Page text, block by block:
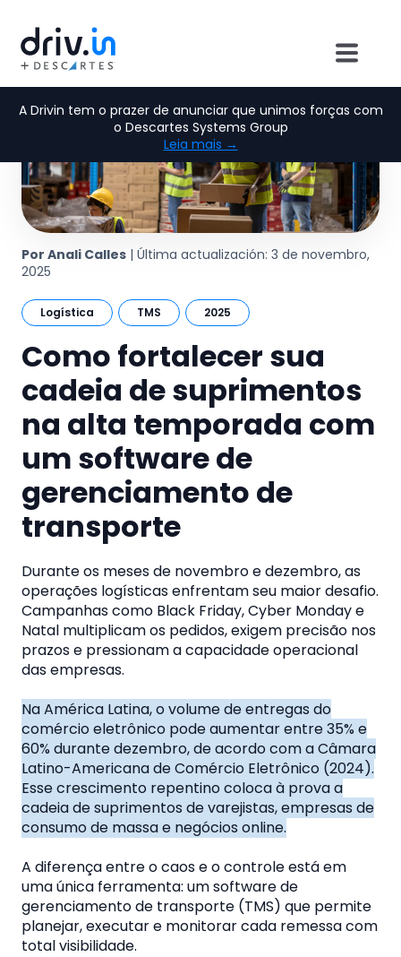
A Drivin tem o prazer de anunciar que unimos forças com
o Descartes Systems Group
Leia mais →
Por Anali Calles | Última actualización: 3 de novembro,
2025
Logística TMS 2025
Como fortalecer sua
cadeia de suprimentos
na alta temporada com
um software de
gerenciamento de
transporte
Durante os meses de novembro e dezembro, as
operações logísticas enfrentam seu maior desafio.
Campanhas como Black Friday, Cyber Monday e
Natal multiplicam os pedidos, exigem precisão nos
prazos e pressionam a capacidade operacional
das empresas.
Na América Latina, o volume de entregas do
comércio eletrônico pode aumentar entre 35% e
60% durante dezembro, de acordo com a Câmara
Latino-Americana de Comércio Eletrônico (2024).
Esse crescimento repentino coloca à prova a
cadeia de suprimentos de varejistas, empresas de
consumo de massa e negócios online.
A diferença entre o caos e o controle está em
uma única ferramenta: um software de
gerenciamento de transporte (TMS) que permite
planejar, executar e monitorar cada remessa com
total visibilidade.